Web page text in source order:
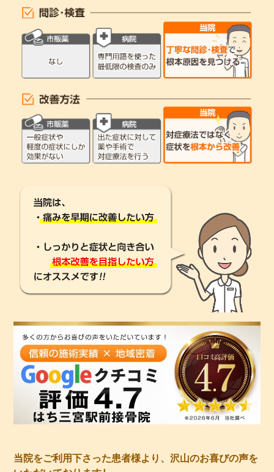
当院をご利用下さった患者様より、沢山のお喜びの声を